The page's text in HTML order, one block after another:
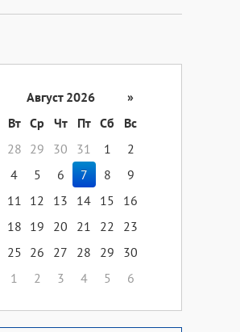
Август 2026
»
Вт Ср Чт Пт Сб
Вс
28 29 30 31 1
2
4 5 6 7 8
9
11 12 13 14 15
16
18 19 20 21 22
23
25 26 27 28 29
30
1 2 3 4 5 6